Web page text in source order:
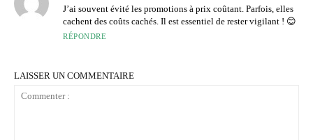
J’ai souvent évité les promotions à prix coûtant. Parfois, elles
cachent des coûts cachés. Il est essentiel de rester vigilant ! 😊
RÉPONDRE
LAISSER UN COMMENTAIRE